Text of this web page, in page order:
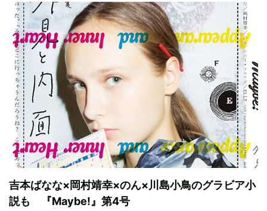
吉本ばなな×岡村靖幸×のん×川島小鳥のグラビア小
説も 『Maybe!』第4号